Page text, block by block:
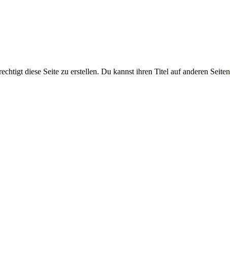
diese Seite zu erstellen. Du kannst ihren Titel auf anderen Seiten